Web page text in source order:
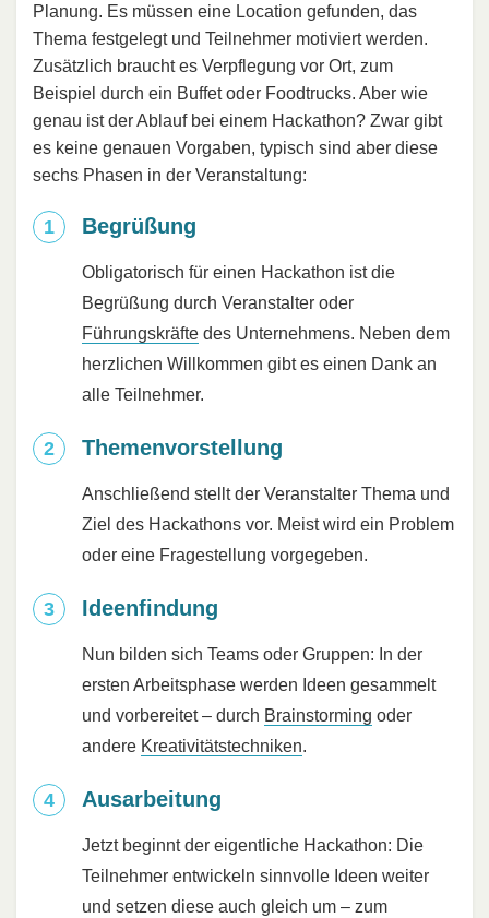
Planung. Es müssen eine Location gefunden, das
Thema festgelegt und Teilnehmer motiviert werden.
Zusätzlich braucht es Verpflegung vor Ort, zum
Beispiel durch ein Buffet oder Foodtrucks. Aber wie
genau ist der Ablauf bei einem Hackathon? Zwar gibt
es keine genauen Vorgaben, typisch sind aber diese
sechs Phasen in der Veranstaltung:
Begrüßung
Obligatorisch für einen Hackathon ist die
Begrüßung durch Veranstalter oder
Führungskräfte des Unternehmens. Neben dem
herzlichen Willkommen gibt es einen Dank an
alle Teilnehmer.
Themenvorstellung
Anschließend stellt der Veranstalter Thema und
Ziel des Hackathons vor. Meist wird ein Problem
oder eine Fragestellung vorgegeben.
Ideenfindung
Nun bilden sich Teams oder Gruppen: In der
ersten Arbeitsphase werden Ideen gesammelt
und vorbereitet – durch Brainstorming oder
andere Kreativitätstechniken.
Ausarbeitung
Jetzt beginnt der eigentliche Hackathon: Die
Teilnehmer entwickeln sinnvolle Ideen weiter
und setzen diese auch gleich um – zum